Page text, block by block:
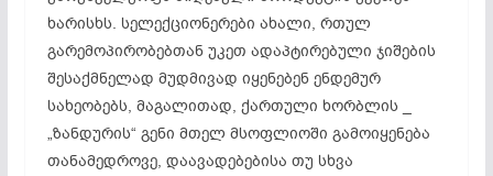
ხარისხს. სელექციონერები ახალი, რთულ
გარემოპირობებთან უკეთ ადაპტირებული ჯიშების
შესაქმნელად მუდმივად იყენებენ ენდემურ
სახეობებს, მაგალითად, ქართული ხორბლის _
„ზანდურის“ გენი მთელ მსოფლიოში გამოიყენება
თანამედროვე, დაავადებებისა თუ სხვა